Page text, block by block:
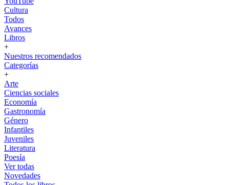
Cultura
Todos
Avances
Libros
+
Nuestros recomendados
Categorías
+
Arte
Ciencias sociales
Economía
Gastronomía
Género
Infantiles
Juveniles
Literatura
Poesía
Ver todas
Novedades